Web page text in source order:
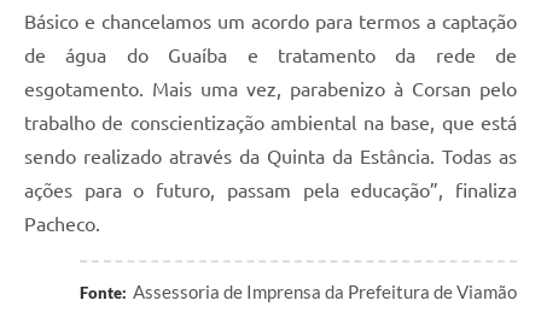
Básico e chancelamos um acordo para termos a captação
de água do Guaíba e tratamento da rede de
esgotamento. Mais uma vez, parabenizo à Corsan pelo
trabalho de conscientização ambiental na base, que está
sendo realizado através da Quinta da Estância. Todas as
ações para o futuro, passam pela educação”, finaliza
Pacheco.
Fonte: Assessoria de Imprensa da Prefeitura de Viamão